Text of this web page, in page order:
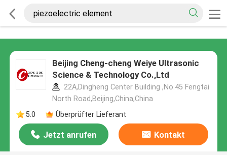
Beijing Cheng-cheng Weiye Ultrasonic
Science & Technology Co.,Ltd
22A,Dingheng Center Building ,No.45 Fengtai
North Road,Beijing,China,China
5.0
Überprüfter Lieferant
Jetzt anrufen Kontakt